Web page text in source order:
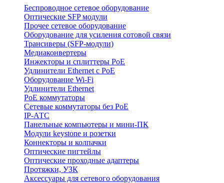
Беспроводное сетевое оборудование
Оптические SFP модули
Прочее сетевое оборудование
Оборудование для усиления сотовой связи
Трансиверы (SFP-модули)
Медиаконвертеры
Инжекторы и сплиттеры PoE
Удлинители Ethernet с PoE
Оборудование Wi-Fi
Удлинители Ethernet
PoE коммутаторы
Сетевые коммутаторы без PoE
IP-АТС
Панельные компьютеры и мини-ПК
Модули keystone и розетки
Коннекторы и колпачки
Оптические пигтейлы
Оптические проходные адаптеры
Протяжки, УЗК
Аксессуары для сетевого оборудования